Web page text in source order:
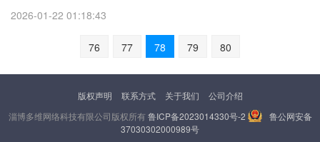
2026-01-22 01:18:43
76 77 78 79 80
版权声明 联系方式 关于我们
公司介绍
淄博多维网络科技有限公司版权所有鲁ICP备2023014330号-2
鲁公网安备
37030302000989号